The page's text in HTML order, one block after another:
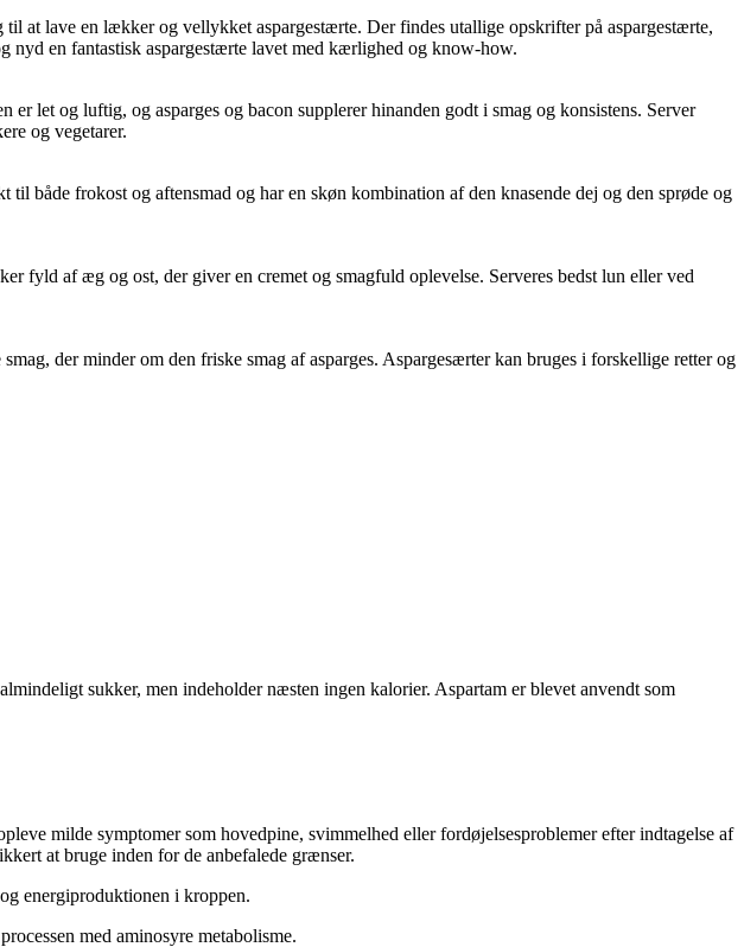
at lave en lækker og vellykket aspargestærte. Der findes utallige opskrifter på aspargestærte,
nyd en fantastisk aspargestærte lavet med kærlighed og know-how.
let og luftig, og asparges og bacon supplerer hinanden godt i smag og konsistens. Server
og vegetarer.
både frokost og aftensmad og har en skøn kombination af den knasende dej og den sprøde og
fyld af æg og ost, der giver en cremet og smagfuld oplevelse. Serveres bedst lun eller ved
der minder om den friske smag af asparges. Aspargesærter kan bruges i forskellige retter og
sukker, men indeholder næsten ingen kalorier. Aspartam er blevet anvendt som
milde symptomer som hovedpine, svimmelhed eller fordøjelsesproblemer efter indtagelse af
at bruge inden for de anbefalede grænser.
energiproduktionen i kroppen.
med aminosyre metabolisme.